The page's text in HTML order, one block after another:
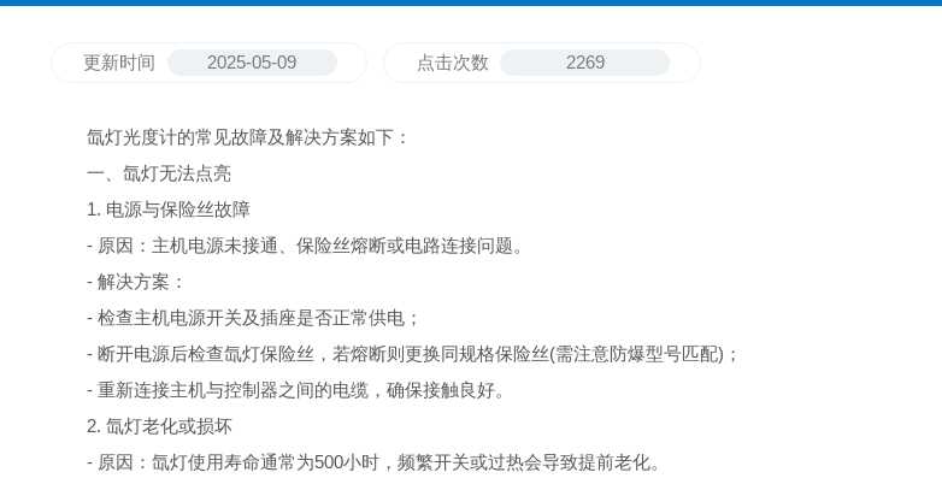
更新时间 2025-05-09 点击次数 2269
氙灯光度计的常见故障及解决方案如下：
一、氙灯无法点亮
1. 电源与保险丝故障
- 原因：主机电源未接通、保险丝熔断或电路连接问题。
- 解决方案：
- 检查主机电源开关及插座是否正常供电；
- 断开电源后检查氙灯保险丝，若熔断则更换同规格保险丝(需注意防爆型号匹配)；
- 重新连接主机与控制器之间的电缆，确保接触良好。
2. 氙灯老化或损坏
- 原因：氙灯使用寿命通常为500小时，频繁开关或过热会导致提前老化。